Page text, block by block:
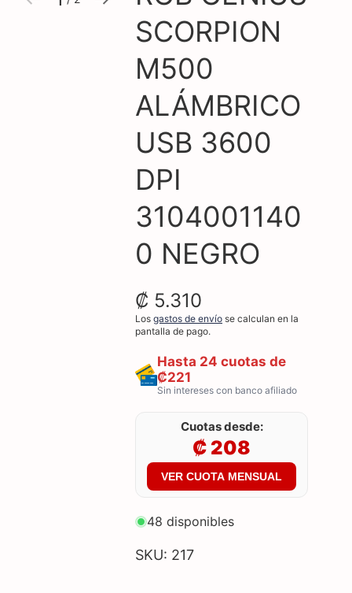
de
SCORPION
M500
ALÁMBRICO
USB 3600
DPI
3104001140
0 NEGRO
₡ 5.310
Los gastos de envío se calculan en la
pantalla de pago.
Hasta 24 cuotas de
₡221
Sin intereses con banco afiliado
Cuotas desde:
₡ 208
VER CUOTA MENSUAL
48 disponibles
SKU: 217